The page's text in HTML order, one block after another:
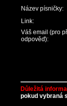
Název písničky:
Link:
Váš email (pro
odpověď):
Důležitá
pokud vybraná